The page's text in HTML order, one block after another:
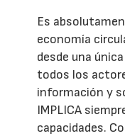
Es
economía
desde una
todos los
información y
IMPLICA
capacidades.